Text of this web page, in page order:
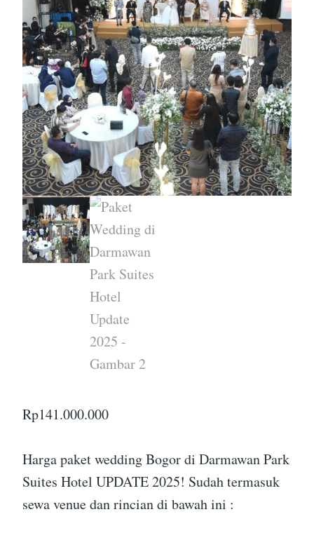
Rp141.000.000
Harga paket wedding Bogor di Darmawan Park
Suites Hotel UPDATE 2025! Sudah termasuk
sewa venue dan rincian di bawah ini :